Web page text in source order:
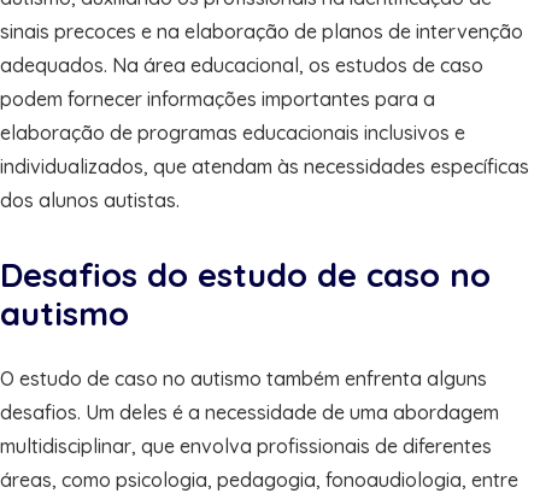
sinais precoces e na elaboração de planos de intervenção
adequados. Na área educacional, os estudos de caso
podem fornecer informações importantes para a
elaboração de programas educacionais inclusivos e
individualizados, que atendam às necessidades específicas
dos alunos autistas.
Desafios do estudo de caso no
autismo
O estudo de caso no autismo também enfrenta alguns
desafios. Um deles é a necessidade de uma abordagem
multidisciplinar, que envolva profissionais de diferentes
áreas, como psicologia, pedagogia, fonoaudiologia, entre